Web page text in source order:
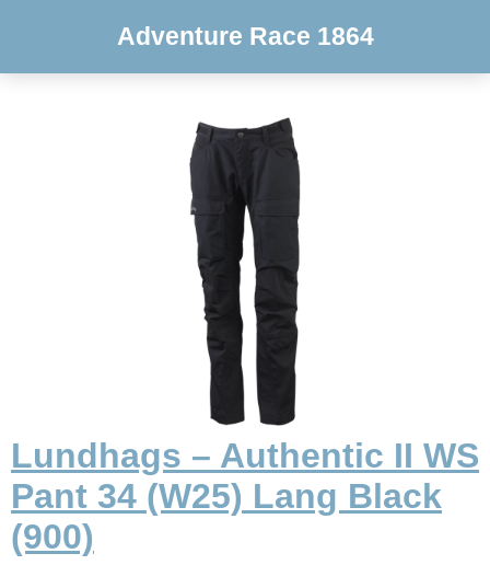
Adventure Race 1864
Lundhags – Authentic II WS
Pant 34 (W25) Lang Black
(900)